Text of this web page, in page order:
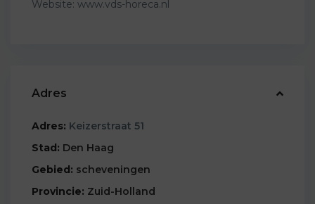
Website: www.vds-horeca.nl
Adres
Adres: Keizerstraat 51
Stad: Den Haag
Gebied: scheveningen
Provincie: Zuid-Holland